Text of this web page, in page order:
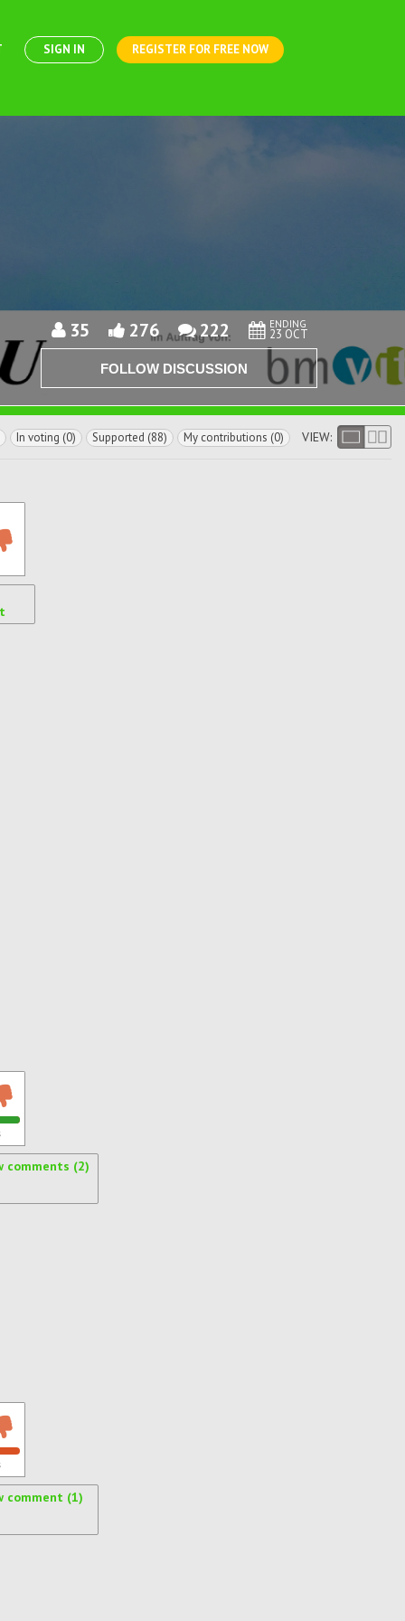
SIGN IN REGISTER FOR FREE NOW
35 276 222 ENDING
23 OCT
FOLLOW DISCUSSION
In voting (0) Supported (88) My contributions (0) VIEW:
comments (2)
comment (1)